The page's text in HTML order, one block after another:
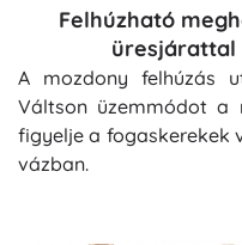
Felhúzható
üresjárattal
A mozdony felhúzás
Váltson üzemmódot a
figyelje a fogaskerekek
vázban.